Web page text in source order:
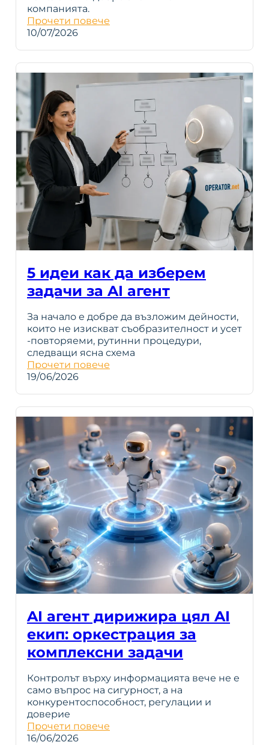
компанията.
Прочети повече
10/07/2026
5 идеи как да изберем
задачи за AI агент
За начало е добре да възложим дейности,
които не изискват съобразителност и усет
-повторяеми, рутинни процедури,
следващи ясна схема
Прочети повече
19/06/2026
AI агент дирижира цял AI
екип: оркестрация за
комплексни задачи
Контролът върху информацията вече не е
само въпрос на сигурност, а на
конкурентоспособност, регулации и
доверие
Прочети повече
16/06/2026